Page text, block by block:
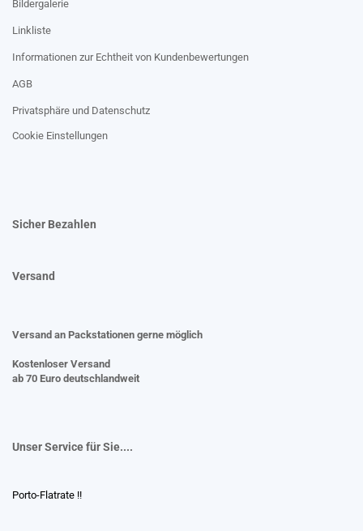
Bildergalerie
Linkliste
Informationen zur Echtheit von Kundenbewertungen
AGB
Privatsphäre und Datenschutz
Cookie Einstellungen
Sicher Bezahlen
Versand
Versand an Packstationen gerne möglich
Kostenloser Versand
ab 70 Euro deutschlandweit
Unser Service für Sie....
Porto-Flatrate !!